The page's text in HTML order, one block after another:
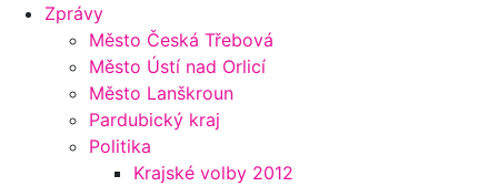
Zprávy
Město Česká Třebová
Město Ústí nad Orlicí
Město Lanškroun
Pardubický kraj
Politika
Krajské volby 2012